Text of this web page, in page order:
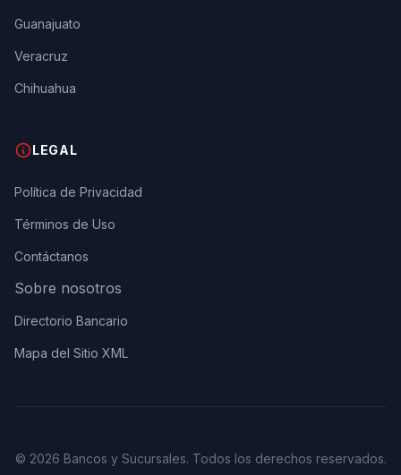
Guanajuato
Veracruz
Chihuahua
LEGAL
Política de Privacidad
Términos de Uso
Contáctanos
Sobre nosotros
Directorio Bancario
Mapa del Sitio XML
© 2026 Bancos y Sucursales. Todos los derechos reservados.